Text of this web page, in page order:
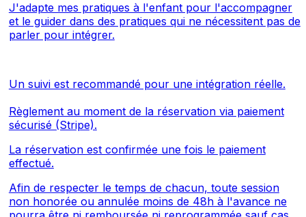
J'adapte mes pratiques à l'enfant pour l'accompagner
et le guider dans des pratiques qui ne nécessitent pas de
parler pour intégrer.
Un suivi est recommandé pour une intégration réelle.
Règlement au moment de la réservation via paiement
sécurisé (Stripe).
La réservation est confirmée une fois le paiement
effectué.
Afin de respecter le temps de chacun, toute session
non honorée ou annulée moins de 48h à l'avance ne